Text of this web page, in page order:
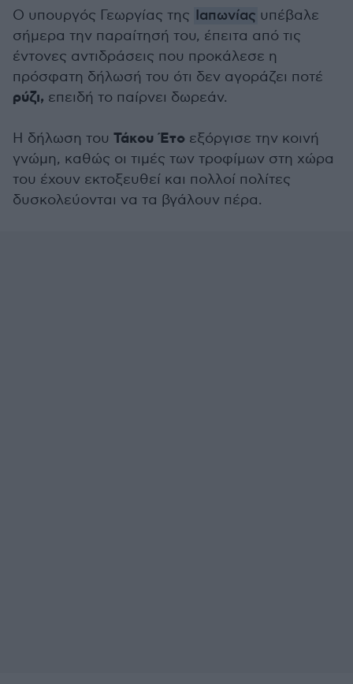
Ο υπουργός Γεωργίας της Ιαπωνίας υπέβαλε
σήμερα την παραίτησή του, έπειτα από τις
έντονες αντιδράσεις που προκάλεσε η
πρόσφατη δήλωσή του ότι δεν αγοράζει ποτέ
ρύζι, επειδή το παίρνει δωρεάν.
Η δήλωση του Τάκου Έτο εξόργισε την κοινή
γνώμη, καθώς οι τιμές των τροφίμων στη χώρα
του έχουν εκτοξευθεί και πολλοί πολίτες
δυσκολεύονται να τα βγάλουν πέρα.